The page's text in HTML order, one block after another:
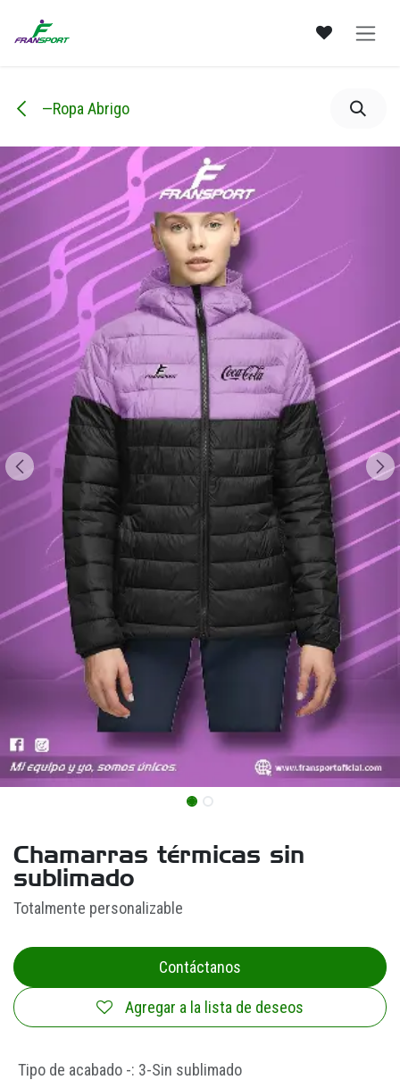
—Ropa Abrigo
Chamarras térmicas sin
sublimado
Totalmente personalizable
Contáctanos
Agregar a la lista de deseos
Tipo de acabado -: 3-Sin sublimado